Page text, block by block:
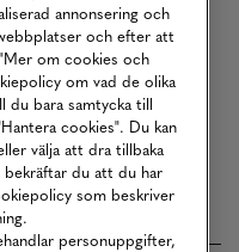
annonsering och
och efter att
om cookies och
om vad de olika
du bara samtycka till
cookies". Du kan
välja att dra tillbaka
du att du har
som beskriver
personuppgifter,